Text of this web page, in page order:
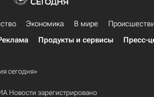
Экономика В мире
Продукты и сервисы Пресс-
сегодня»
Новости зарегистрировано